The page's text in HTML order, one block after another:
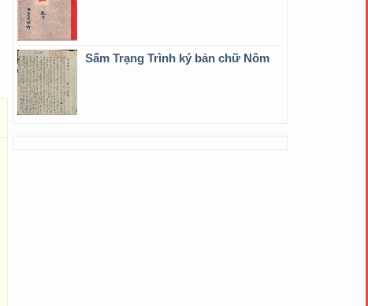
Sấm Trạng Trình ký bản chữ Nôm